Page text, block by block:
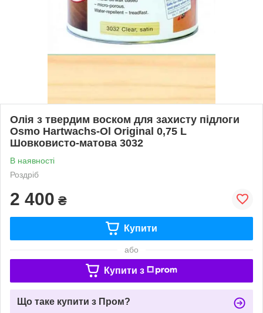
Олія з твердим воском для захисту підлоги
Osmo Hartwachs-Ol Original 0,75 L
Шовковисто-матова 3032
В наявності
Роздріб
2 400 ₴
Купити
або
Купити з
Що таке купити з Пром?